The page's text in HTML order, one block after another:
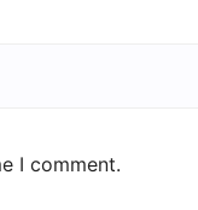
I comment.